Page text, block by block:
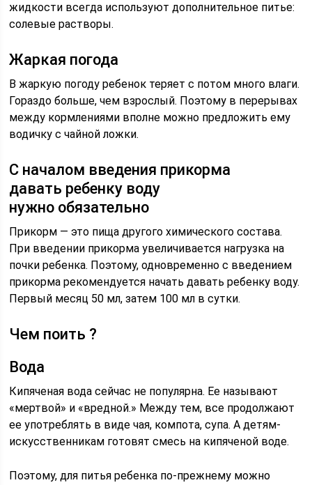
жидкости всегда используют дополнительное питье:
солевые растворы.
Жаркая погода
В жаркую погоду ребенок теряет с потом много влаги.
Гораздо больше, чем взрослый. Поэтому в перерывах
между кормлениями вполне можно предложить ему
водичку с чайной ложки.
С началом введения прикорма
давать ребенку воду
нужно обязательно
Прикорм — это пища другого химического состава.
При введении прикорма увеличивается нагрузка на
почки ребенка. Поэтому, одновременно с введением
прикорма рекомендуется начать давать ребенку воду.
Первый месяц 50 мл, затем 100 мл в сутки.
Чем поить ?
Вода
Кипяченая вода сейчас не популярна. Ее называют
«мертвой» и «вредной.» Между тем, все продолжают
ее употреблять в виде чая, компота, супа. А детям-
искусственникам готовят смесь на кипяченой воде.
Поэтому, для питья ребенка по-прежнему можно